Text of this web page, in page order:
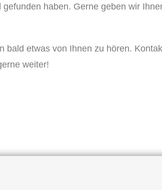
haben. Gerne geben wir
etwas von Ihnen zu hören.
weiter!